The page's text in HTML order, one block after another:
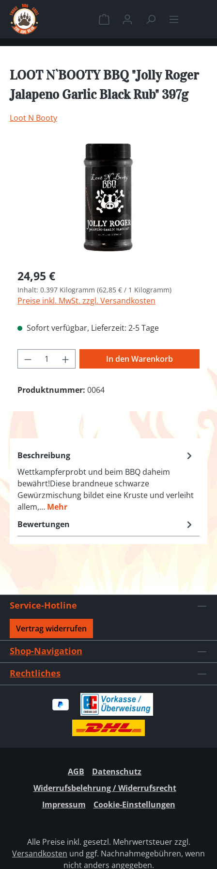
Zum Hauptinhalt springen
Warenkorb enthält 0
LOOT N`BOOTY BBQ "Jolly Roger
Jalapeno Garlic Black Rub" 397g
Loot N Booty
Bildergalerie überspringen
Regulärer Preis:
24,95 €
Inhalt: 0.397 Kilogramm (62,85 € / 1 Kilogramm)
Preise inkl. MwSt. zzgl. Versandkosten
Sofort verfügbar, Lieferzeit: 2-5 Tage
Produkt Anzahl: Gib den
In den Warenkorb
Produktnummer: 0064
Beschreibung
Wettkampferprobt und beim BBQ daheim
bewährt!Diese brandneue schwarze
Gewürzmischung bildet eine Kruste und verleiht
allem,… Mehr
Bewertungen
Service-Hotline
Vertrag widerrufen
Shop-Navigation
Rechtliches
AGB
Datenschutz
Widerrufsbelehrung / Widerrufsrecht
Impressum
Cookie-Einstellungen
Alle Preise inkl. gesetzl. Mehrwertsteuer zzgl.
Versandkosten und ggf. Nachnahmegebühren, wenn
nicht anders angegeben.